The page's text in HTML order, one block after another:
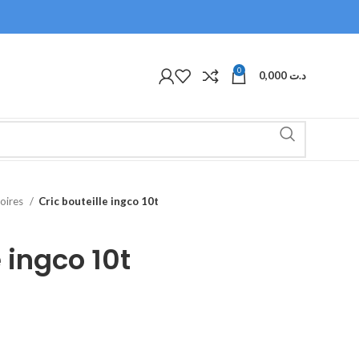
0 د.ت
Cric bouteille ingco 10t
10t